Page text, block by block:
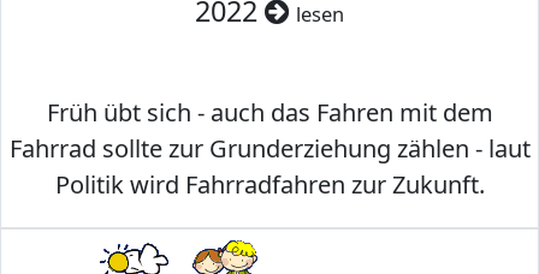
2022
lesen
Früh übt sich - auch das Fahren mit dem
Fahrrad sollte zur Grunderziehung zählen - laut
Politik wird Fahrradfahren zur Zukunft.